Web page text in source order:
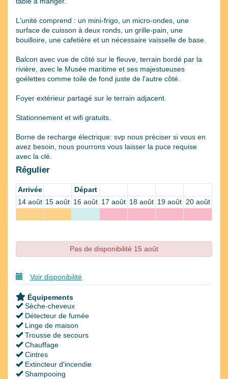
L'unité comprend : un mini-frigo, un micro-ondes, une
surface de cuisson à deux ronds, un grille-pain, une
bouilloire, une cafetière et un nécessaire vaisselle de base.
Balcon avec vue de côté sur le fleuve, terrain bordé par la
rivière, avec le Musée maritime et ses majestueuses
goélettes comme toile de fond juste de l'autre côté.
Foyer extérieur partagé sur le terrain adjacent.
Stationnement et wifi gratuits.
Borne de recharge électrique: svp nous préciser si vous en
avez besoin, nous pourrons vous laisser la puce requise
avec la clé.
Régulier
Arrivée
Départ
14 août 15 août 16 août 17 août 18 août 19 août 20 août
Pas de disponibilité 15 août
Voir disponibilité
Équipements
Sèche-cheveux
Détecteur de fumée
Linge de maison
Trousse de secours
Chauffage
Cintres
Extincteur d'incendie
Shampooing